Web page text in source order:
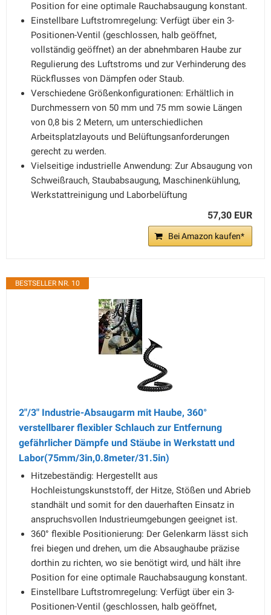
Position for eine optimale Rauchabsaugung konstant.
Einstellbare Luftstromregelung: Verfügt über ein 3-
Positionen-Ventil (geschlossen, halb geöffnet,
vollständig geöffnet) an der abnehmbaren Haube zur
Regulierung des Luftstroms und zur Verhinderung des
Rückflusses von Dämpfen oder Staub.
Verschiedene Größenkonfigurationen: Erhältlich in
Durchmessern von 50 mm und 75 mm sowie Längen
von 0,8 bis 2 Metern, um unterschiedlichen
Arbeitsplatzlayouts und Belüftungsanforderungen
gerecht zu werden.
Vielseitige industrielle Anwendung: Zur Absaugung von
Schweißrauch, Staubabsaugung, Maschinenkühlung,
Werkstattreinigung und Laborbelüftung
57,30 EUR
Bei Amazon kaufen*
BESTSELLER NR. 10
2"/3" Industrie-Absaugarm mit Haube, 360°
verstellbarer flexibler Schlauch zur Entfernung
gefährlicher Dämpfe und Stäube in Werkstatt und
Labor(75mm/3in,0.8meter/31.5in)
Hitzebeständig: Hergestellt aus
Hochleistungskunststoff, der Hitze, Stößen und Abrieb
standhält und somit for den dauerhaften Einsatz in
anspruchsvollen Industrieumgebungen geeignet ist.
360° flexible Positionierung: Der Gelenkarm lässt sich
frei biegen und drehen, um die Absaughaube präzise
dorthin zu richten, wo sie benötigt wird, und hält ihre
Position for eine optimale Rauchabsaugung konstant.
Einstellbare Luftstromregelung: Verfügt über ein 3-
Positionen-Ventil (geschlossen, halb geöffnet,